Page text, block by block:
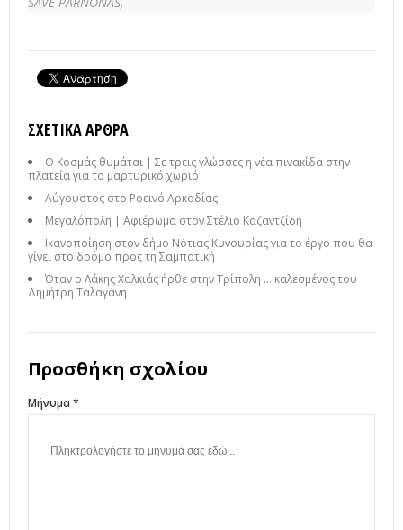
ΣΧΕΤΙΚΆ ΆΡΘΡΑ
Ο Κοσμάς θυμάται | Σε τρεις γλώσσες η νέα πινακίδα στην
πλατεία για το μαρτυρικό χωριό
Αύγουστος στο Ροεινό Αρκαδίας
Μεγαλόπολη | Αφιέρωμα στον Στέλιο Καζαντζίδη
Ικανοποίηση στον δήμο Νότιας Κυνουρίας για το έργο που θα
γίνει στο δρόμο προς τη Σαμπατική
Όταν ο Λάκης Χαλκιάς ήρθε στην Τρίπολη ... καλεσμένος του
Δημήτρη Ταλαγάνη
Προσθήκη σχολίου
Μήνυμα *